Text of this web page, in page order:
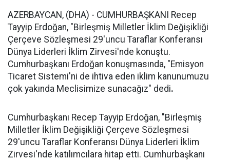
AZERBAYCAN, (DHA) - CUMHURBAŞKANI Recep
Tayyip Erdoğan, "Birleşmiş Milletler İklim Değişikliği
Çerçeve Sözleşmesi 29'uncu Taraflar Konferansı
Dünya Liderleri İklim Zirvesi'nde konuştu.
Cumhurbaşkanı Erdoğan konuşmasında, "Emisyon
Ticaret Sistemi'ni de ihtiva eden iklim kanunumuzu
çok yakında Meclisimize sunacağız" dedi.
Cumhurbaşkanı Recep Tayyip Erdoğan, "Birleşmiş
Milletler İklim Değişikliği Çerçeve Sözleşmesi
29'uncu Taraflar Konferansı Dünya Liderleri İklim
Zirvesi'nde katılımcılara hitap etti. Cumhurbaşkanı